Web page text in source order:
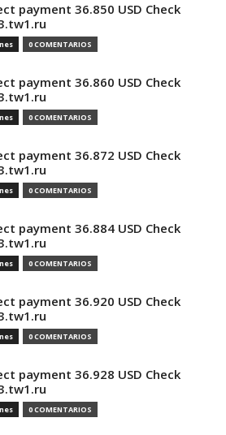
payment 36.850 USD Check
0 COMENTARIOS
payment 36.860 USD Check
0 COMENTARIOS
payment 36.872 USD Check
0 COMENTARIOS
payment 36.884 USD Check
0 COMENTARIOS
payment 36.920 USD Check
0 COMENTARIOS
payment 36.928 USD Check
0 COMENTARIOS